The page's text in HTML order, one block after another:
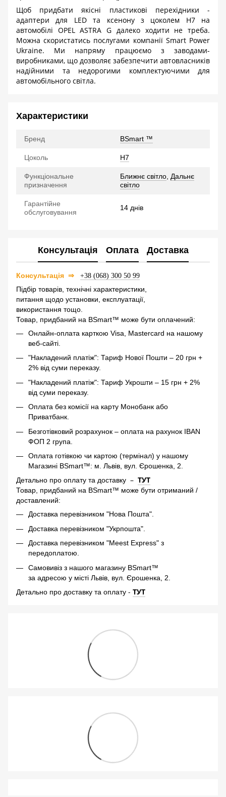
Щоб придбати якісні пластикові перехідники -
адаптери для LEDта ксенону з цоколем H7 на
автомобілі OPEL ASTRA G далеко ходити не треба.
Можна скористатись послугами компанії Smart Power
Ukraine. Ми напряму працюємо з заводами-
виробниками, що дозволяє забезпечити автовласників
надійними та недорогими комплектуючими для
автомобільного світла.
Характеристики
Бренд BSmart ™
Цоколь H7
Функціональне
призначення
Ближнє світло Дальнє
світло
Гарантійне
обслуговування
14 днів
Консультація Оплата Доставка
Консультація ⇒ +38 (068) 300 50 99
Підбір товарів, технічні характеристики,
питання щодо установки, експлуатації,
використання тощо.
Товар, придбаний на BSmart™ може бути оплачений:
Онлайн-оплата карткою Visa, Mastercard на нашому
веб-сайті.
"Накладений платіж": Тариф Нової Пошти – 20 грн +
2% від суми переказу.
"Накладений платіж": Тариф Укрошти – 15 грн + 2%
від суми переказу.
Оплата без комісії на карту Монобанк або
Приватбанк.
Безготівковий розрахунок – оплата на рахунок IBAN
ФОП 2 група.
Оплата готівкою чи картою (термінал) у нашому
Магазині BSmart™: м. Львів, вул. Єрошенка, 2.
Детально про оплату та доставку – ТУТ
Товар, придбаний на BSmart™ може бути отриманий /
доставлений:
Доставка перевізником "Нова Пошта".
Доставка перевізником "Укрпошта".
Доставка перевізником "Meest Express" з
передоплатою.
Самовивіз з нашого магазину BSmart™
за адресою у місті Львів, вул. Єрошенка, 2.
Детально про доставку та оплату - ТУТ